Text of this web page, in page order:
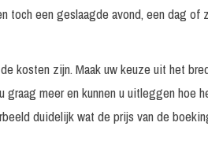
Op aanvraag Prijs
Op aanvraag Prijs
Prijs
toch een geslaagde avond, een dag of
kosten zijn. Maak uw keuze uit het
meer en kunnen u uitleggen hoe
duidelijk wat de prijs van de